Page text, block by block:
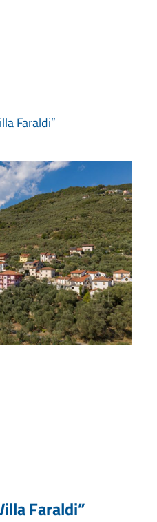
Faraldi”
Faraldi”